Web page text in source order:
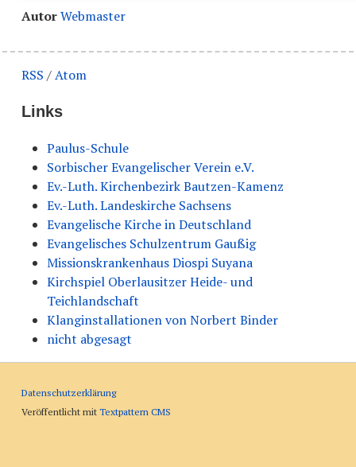
AutorWebmaster
RSS /Atom
Links
Paulus-Schule
Sorbischer Evangelischer Verein e.V.
Ev.-Luth. Kirchenbezirk Bautzen-Kamenz
Ev.-Luth. Landeskirche Sachsens
Evangelische Kirche in Deutschland
Evangelisches Schulzentrum Gaußig
Missionskrankenhaus Diospi Suyana
Kirchspiel Oberlausitzer Heide- und
Teichlandschaft
Klanginstallationen von Norbert Binder
nicht abgesagt
Datenschutzerklärung
Veröffentlicht mit Textpattern CMS